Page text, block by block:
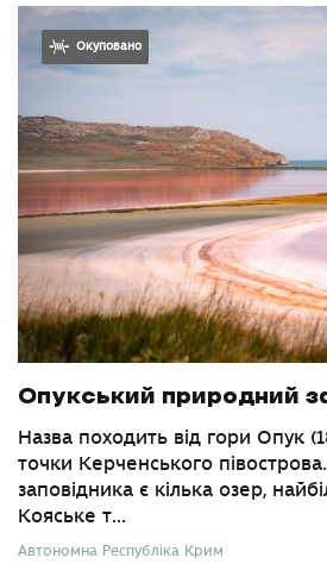
Окуповано
Опукський природний
Назва походить від гори Опук
точки Керченського
заповідника є кілька озер,
Кояське т...
Автономна Республіка Крим